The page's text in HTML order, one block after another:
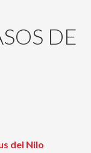
DE
del Nilo